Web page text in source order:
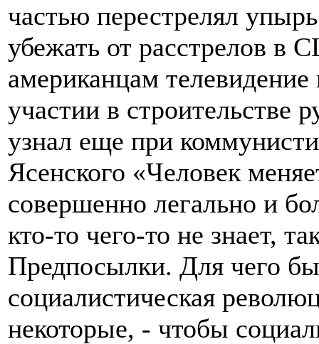
частью перестрелял
убежать от расстрелов в
американцам
участии в строительстве
узнал еще при
Ясенского «Человек
совершенно легально и
кто-то чего-то не знает,
Предпосылки. Для чего
социалистическая
некоторые, - чтобы